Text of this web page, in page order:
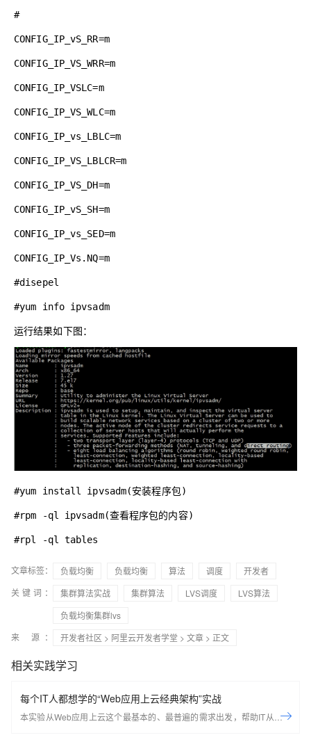
#
CONFIG_IP_vS_RR=m
CONFIG_IP_VS_WRR=m
CONFIG_IP_VSLC=m
CONFIG_IP_VS_WLC=m
CONFIG_IP_vs_LBLC=m
CONFIG_IP_VS_LBLCR=m
CONFIG_IP_VS_DH=m
CONFIG_IP_vS_SH=m
CONFIG_IP_vs_SED=m
CONFIG_IP_Vs.NQ=m
#disepel
#yum i nfo ipvsadm
运行结果如下图：
#yum install ipvsadm(安装程序包)
#rpm -ql ipvsadm(查看程序包的内容)
#rpl -ql tables
文章标签： 负载均衡 负载均衡 算法 调度
开发者
关键词：
集群算法实战 集群算法 LVS调度
LVS算法
负载均衡集群lvs
来 源：
开发者社区 > 阿里云开发者学堂 > 文章 > 正文
相关实践学习
每个IT人都想学的“Web应用上云经典架构”实战
本实验从Web应用上云这个最基本的、最普遍的需求出发，帮助IT从业者